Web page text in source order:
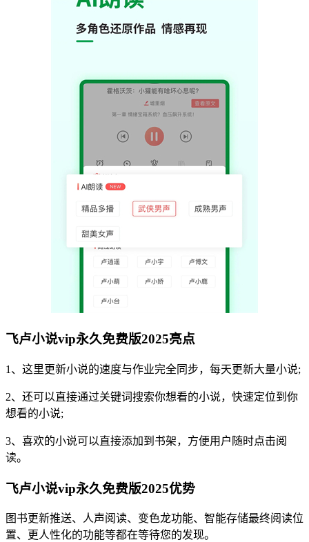
飞卢小说vip永久免费版2025亮点
1、这里更新小说的速度与作业完全同步，每天更新大量小说;
2、还可以直接通过关键词搜索你想看的小说，快速定位到你
想看的小说;
3、喜欢的小说可以直接添加到书架，方便用户随时点击阅
读。
飞卢小说vip永久免费版2025优势
图书更新推送、人声阅读、变色龙功能、智能存储最终阅读位
置、更人性化的功能等都在等待您的发现。